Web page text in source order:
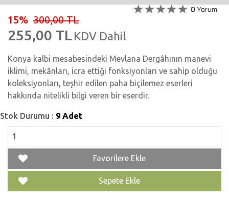
15% 300,00 TL
255,00 TL KDV Dahil
0 Yorum
Konya kalbi mesabesindeki Mevlana Dergâhının manevi
iklimi, mekânları, icra ettiği fonksiyonları ve sahip olduğu
koleksiyonları, teşhir edilen paha biçilemez eserleri
hakkında nitelikli bilgi veren bir eserdir.
Stok Durumu : 9 Adet
Favorilere Ekle
Sepete Ekle